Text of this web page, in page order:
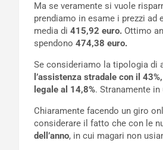
Ma se veramente si vuole
prendiamo in esame i prezzi ad
media di 415,92 euro. Ottimo
spendono 474,38 euro.
Se consideriamo la tipologia di
l’assistenza stradale con il 43%,
legale al 14,8%. Stranamente
Chiaramente facendo un giro
considerare il fatto che con le
dell’anno, in cui magari non